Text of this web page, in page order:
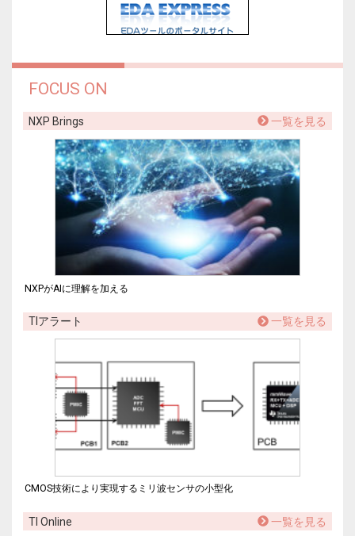
FOCUS ON
NXP Brings 一覧を見る
NXPがAIに理解を加える
TIアラート 一覧を見る
CMOS技術により実現するミリ波センサの小型化
TI Online 一覧を見る